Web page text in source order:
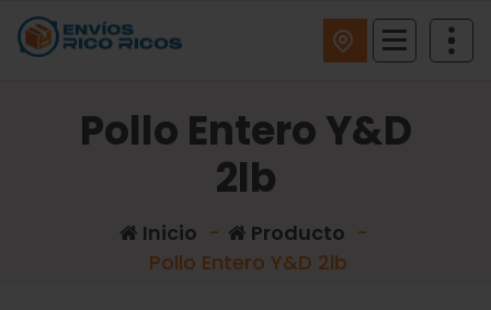
Pollo Entero Y&D
2lb
Inicio - Producto -
Pollo Entero Y&D 2lb